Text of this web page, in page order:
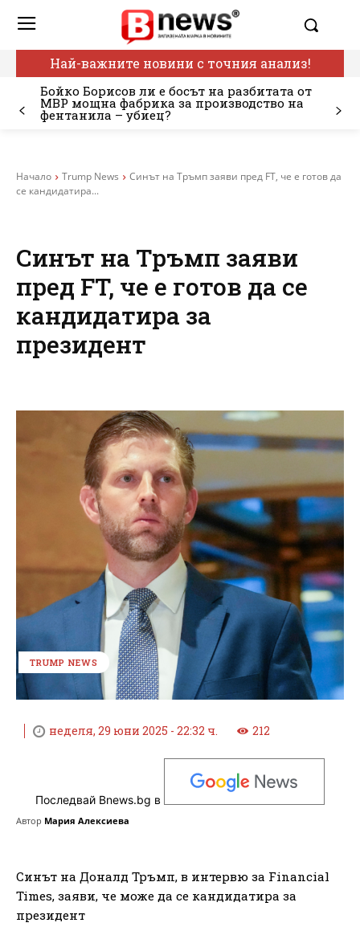
Най-важните новини с точния анализ!
Бойко Борисов ли е босът на разбитата от
МВР мощна фабрика за производство на
фентанила – убиец?
Начало Trump News
Синът на Тръмп заяви пред FT, че е готов да
се кандидатира...
Синът на Тръмп заяви
пред FT, че е готов да се
кандидатира за
президент
TRUMP NEWS
неделя, 29 юни 2025 - 22:32 ч. 212
Последвай Bnews.bg в
Автор Мария Алексиева
Синът на Доналд Тръмп, в интервю за Financial
Times, заяви, че може да се кандидатира за
президент